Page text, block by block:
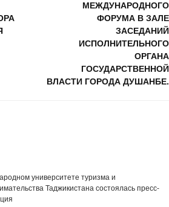
МЕЖДУНАРОДНОГО
ФОРУМА В ЗАЛЕ
ЗАСЕДАНИЙ
ИСПОЛНИТЕЛЬНОГО
ОРГАНА
ГОСУДАРСТВЕННОЙ
ВЛАСТИ ГОРОДА ДУШАНБЕ.
университете туризма и
Таджикистана состоялась пресс-